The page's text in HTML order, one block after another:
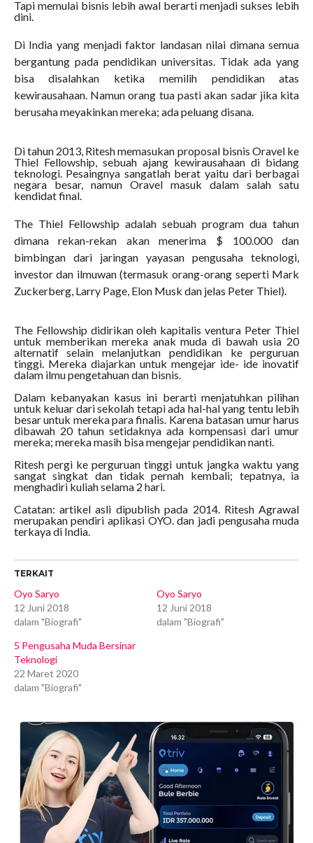
Tapi memulai bisnis lebih awal berarti menjadi sukses lebih
dini.
Di India yang menjadi faktor landasan nilai dimana semua
bergantung pada pendidikan universitas. Tidak ada yang
bisa disalahkan ketika memilih pendidikan atas
kewirausahaan. Namun orang tua pasti akan sadar jika kita
berusaha meyakinkan mereka; ada peluang disana.
Di tahun 2013, Ritesh memasukan proposal bisnis Oravel ke
Thiel Fellowship, sebuah ajang kewirausahaan di bidang
teknologi. Pesaingnya sangatlah berat yaitu dari berbagai
negara besar, namun Oravel masuk dalam salah satu
kendidat final.
The Thiel Fellowship adalah sebuah program dua tahun
dimana rekan-rekan akan menerima $ 100.000 dan
bimbingan dari jaringan yayasan pengusaha teknologi,
investor dan ilmuwan (termasuk orang-orang seperti Mark
Zuckerberg, Larry Page, Elon Musk dan jelas Peter Thiel).
The Fellowship didirikan oleh kapitalis ventura Peter Thiel
untuk memberikan mereka anak muda di bawah usia 20
alternatif selain melanjutkan pendidikan ke perguruan
tinggi. Mereka diajarkan untuk mengejar ide- ide inovatif
dalam ilmu pengetahuan dan bisnis.
Dalam kebanyakan kasus ini berarti menjatuhkan pilihan
untuk keluar dari sekolah tetapi ada hal-hal yang tentu lebih
besar untuk mereka para finalis. Karena batasan umur harus
dibawah 20 tahun setidaknya ada kompensasi dari umur
mereka; mereka masih bisa mengejar pendidikan nanti.
Ritesh pergi ke perguruan tinggi untuk jangka waktu yang
sangat singkat dan tidak pernah kembali; tepatnya, ia
menghadiri kuliah selama 2 hari.
Catatan: artikel asli dipublish pada 2014. Ritesh Agrawal
merupakan pendiri aplikasi OYO. dan jadi pengusaha muda
terkaya di India.
TERKAIT
Oyo Saryo
12 Juni 2018
dalam "Biografi"
Oyo Saryo
12 Juni 2018
dalam "Biografi"
5 Pengusaha Muda Bersinar
Teknologi
22 Maret 2020
dalam "Biografi"